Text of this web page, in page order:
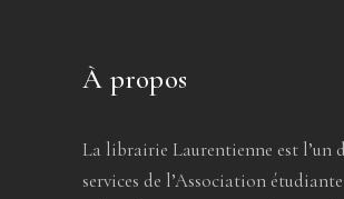
À propos
La librairie Laurentienne est l’un
services de l’Association